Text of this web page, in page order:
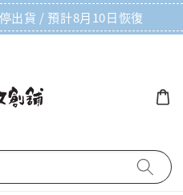
出貨 / 預計8月10日恢復